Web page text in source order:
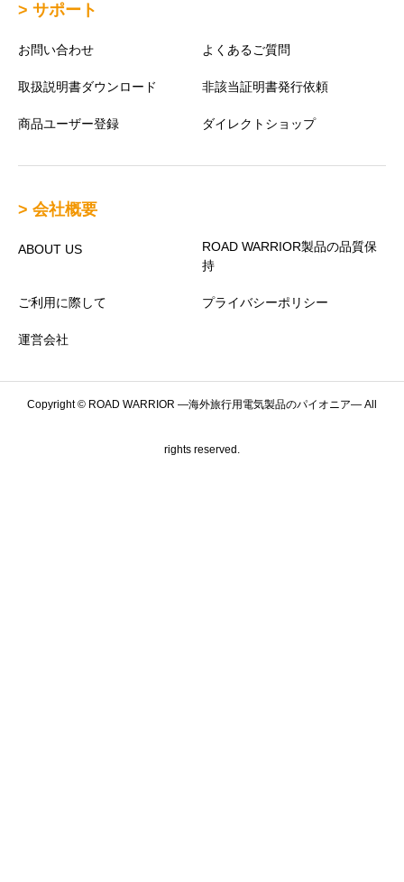
> サポート
お問い合わせ よくあるご質問
取扱説明書ダウンロード 非該当証明書発行依頼
商品ユーザー登録 ダイレクトショップ
> 会社概要
ABOUT US
ROAD WARRIOR製品の品質保
持
ご利用に際して プライバシーポリシー
運営会社
Copyright © ROAD WARRIOR —海外旅行用電気製品のパイオニア— All
rights reserved.